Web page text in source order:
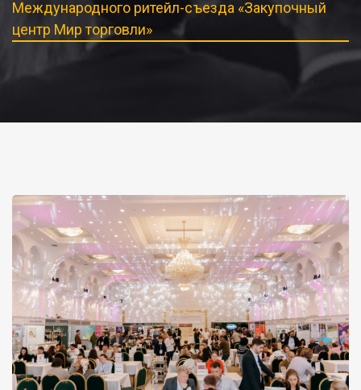
Международного ритейл-съезда «Закупочный
центр Мир торговли»